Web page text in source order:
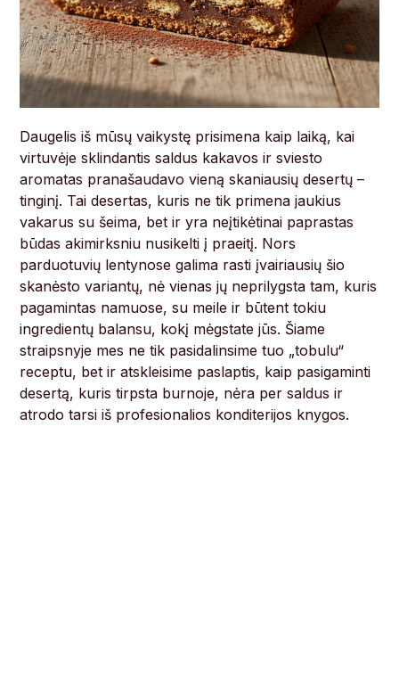
Daugelis iš mūsų vaikystę prisimena kaip laiką, kai
virtuvėje sklindantis saldus kakavos ir sviesto
aromatas pranašaudavo vieną skaniausių desertų –
tinginį. Tai desertas, kuris ne tik primena jaukius
vakarus su šeima, bet ir yra neįtikėtinai paprastas
būdas akimirksniu nusikelti į praeitį. Nors
parduotuvių lentynose galima rasti įvairiausių šio
skanėsto variantų, nė vienas jų neprilygsta tam, kuris
pagamintas namuose, su meile ir būtent tokiu
ingredientų balansu, kokį mėgstate jūs. Šiame
straipsnyje mes ne tik pasidalinsime tuo „tobulu“
receptu, bet ir atskleisime paslaptis, kaip pasigaminti
desertą, kuris tirpsta burnoje, nėra per saldus ir
atrodo tarsi iš profesionalios konditerijos knygos.